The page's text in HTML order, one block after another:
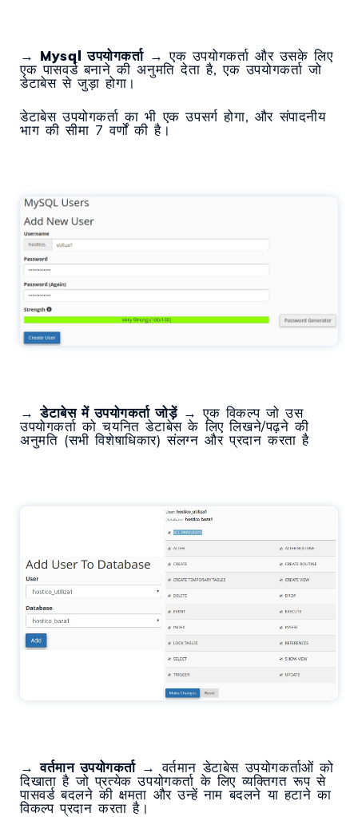
→ Mysql उपयोगकर्ता→ एक उपयोगकर्ता और उसके लिए
एक पासवर्ड बनाने की अनुमति देता है, एक उपयोगकर्ता जो
डेटाबेस से जुड़ा होगा।
डेटाबेस उपयोगकर्ता का भी एक उपसर्ग होगा, और संपादनीय
भाग की सीमा 7 वर्णों की है।
→डेटाबेस में उपयोगकर्ता जोड़ें→ एक विकल्प जो उस
उपयोगकर्ता को चयनित डेटाबेस के लिए लिखने/पढ़ने की
अनुमति (सभी विशेषाधिकार) संलग्न और प्रदान करता है
→वर्तमान उपयोगकर्ता→ वर्तमान डेटाबेस उपयोगकर्ताओं को
दिखाता है जो प्रत्येक उपयोगकर्ता के लिए व्यक्तिगत रूप से
पासवर्ड बदलने की क्षमता और उन्हें नाम बदलने या हटाने का
विकल्प प्रदान करता है।